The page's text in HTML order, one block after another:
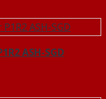
ASH-SGD